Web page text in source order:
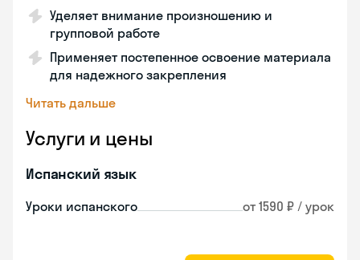
Уделяет внимание произношению и
групповой работе
Применяет постепенное освоение материала
для надежного закрепления
Читать дальше
Услуги и цены
Испанский язык
Уроки испанского от 1590 ₽ / урок